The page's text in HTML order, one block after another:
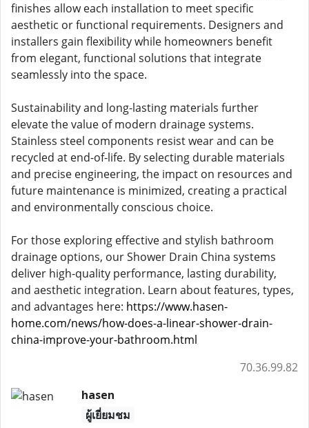
finishes allow each installation to meet specific
aesthetic or functional requirements. Designers and
installers gain flexibility while homeowners benefit
from elegant, functional solutions that integrate
seamlessly into the space.
Sustainability and long-lasting materials further
elevate the value of modern drainage systems.
Stainless steel components resist wear and can be
recycled at end-of-life. By selecting durable materials
and precise engineering, the impact on resources and
future maintenance is minimized, creating a practical
and environmentally conscious choice.
For those exploring effective and stylish bathroom
drainage options, our Shower Drain China systems
deliver high-quality performance, lasting durability,
and aesthetic integration. Learn about features, types,
and advantages here: https://www.hasen-
home.com/news/how-does-a-linear-shower-drain-
china-improve-your-bathroom.html
70.36.99.82
hasen
ผู้เยี่ยมชม